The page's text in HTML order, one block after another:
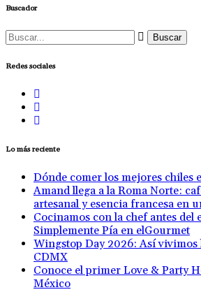
Buscador
Buscar:
Redes sociales
Lo más reciente
Dónde comer los mejores chiles
Amand llega a la Roma Norte:
artesanal y esencia francesa en
Cocinamos con la chef antes del
Simplemente Pía en elGourmet
Wingstop Day 2026: Así vivimos
CDMX
Conoce el primer Love & Party
México